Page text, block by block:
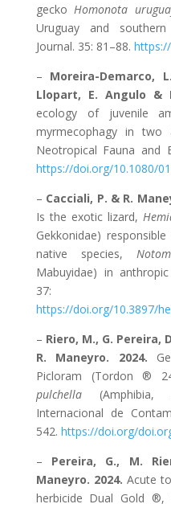
geckoHomonota
Uruguay and
Journal. 35: 81–88.
– Moreira-Demarco,
Llopart, E. Angulo &
ecology of juvenile
myrmecophagy in two
Neotropical Fauna and
https://doi.org/10.1080/
– Cacciali, P. & R.
Is the exotic lizard,
Gekkonidae)
native species,
Mabuyidae) in
37:
https://doi.org/10.3897/
– Riero, M., G. Pereira,
R. Maneyro. 2024.
Picloram (Tordon ®
pulchella(Amphibia,
Internacional de
542. https://doi.org/
– Pereira, G., M.
Maneyro. 2024. Acute
herbicide Dual Gold ®,